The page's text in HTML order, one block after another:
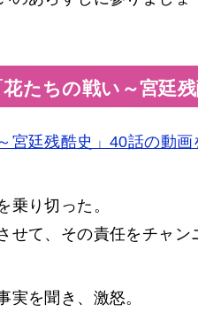
たちの戦い～宮廷
宮廷残酷史」40話の動
乗り切った。
せて、その責任をチャン
実を聞き、激怒。